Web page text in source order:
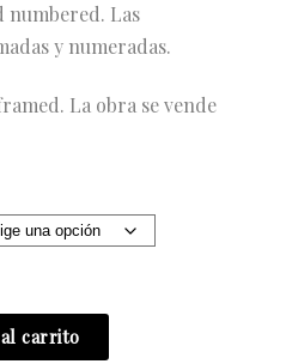
numbered. Las
y numeradas.
La obra se vende
carrito